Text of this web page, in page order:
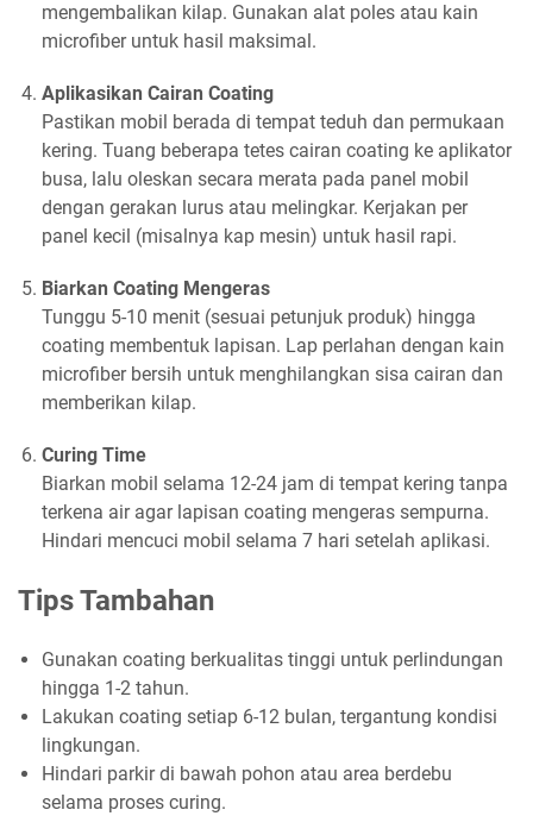
mengembalikan kilap. Gunakan alat poles atau kain
microfiber untuk hasil maksimal.
Aplikasikan Cairan Coating
Pastikan mobil berada di tempat teduh dan permukaan
kering. Tuang beberapa tetes cairan coating ke aplikator
busa, lalu oleskan secara merata pada panel mobil
dengan gerakan lurus atau melingkar. Kerjakan per
panel kecil (misalnya kap mesin) untuk hasil rapi.
Biarkan Coating Mengeras
Tunggu 5-10 menit (sesuai petunjuk produk) hingga
coating membentuk lapisan. Lap perlahan dengan kain
microfiber bersih untuk menghilangkan sisa cairan dan
memberikan kilap.
Curing Time
Biarkan mobil selama 12-24 jam di tempat kering tanpa
terkena air agar lapisan coating mengeras sempurna.
Hindari mencuci mobil selama 7 hari setelah aplikasi.
Tips Tambahan
Gunakan coating berkualitas tinggi untuk perlindungan
hingga 1-2 tahun.
Lakukan coating setiap 6-12 bulan, tergantung kondisi
lingkungan.
Hindari parkir di bawah pohon atau area berdebu
selama proses curing.